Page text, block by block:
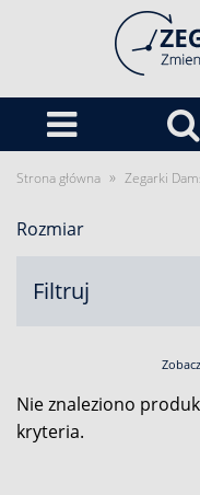
Strona główna » Zegarki
Rozmiar
Filtruj
Nie znaleziono
kryteria.